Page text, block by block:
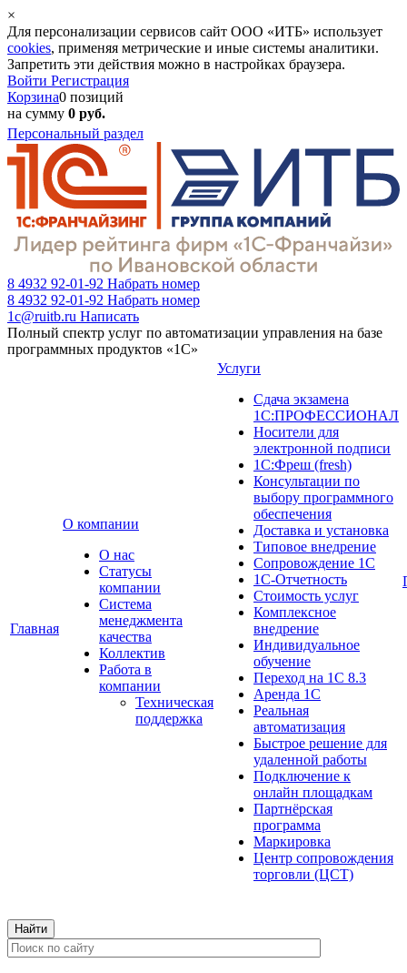
×
Для персонализации сервисов сайт ООО «ИТБ» использует
cookies, применяя метрические и иные системы аналитики.
Запретить эти действия можно в настройках браузера.
Войти Регистрация
Корзина0 позиций
на сумму 0 руб.
Персональный раздел
8 4932 92-01-92 Набрать номер
8 4932 92-01-92 Набрать номер
1c@ruitb.ru Написать
Полный спектр услуг по автоматизации управления на базе
программных продуктов «1С»
Главная
О компании
О нас
Cтатусы
компании
Система
менеджмента
качества
Коллектив
Работа в
компании
Техническая
поддержка
Услуги
Сдача экзамена
1С:ПРОФЕССИОНАЛ
Носители для
электронной подписи
1С:Фреш (fresh)
Консультации по
выбору программного
обеспечения
Доставка и установка
Типовое внедрение
Сопровождение 1С
1С-Отчетность
Стоимость услуг
Комплексное
внедрение
Индивидуальное
обучение
Переход на 1С 8.3
Аренда 1С
Реальная
автоматизация
Быстрое решение для
удаленной работы
Подключение к
онлайн площадкам
Партнёрская
программа
Маркировка
Центр сопровождения
торговли (ЦСТ)